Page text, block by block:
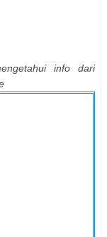
info dari